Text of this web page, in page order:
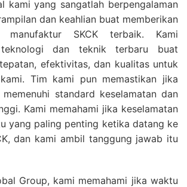
kami yang sangatlah berpengalaman
dan keahlian buat memberikan
manufaktur SKCK terbaik. Kami
teknologi dan teknik terbaru buat
efektivitas, dan kualitas untuk
Tim kami pun memastikan jika
standard keselamatan dan
Kami memahami jika keselamatan
yang paling penting ketika datang ke
dan kami ambil tanggung jawab itu
Group, kami memahami jika waktu